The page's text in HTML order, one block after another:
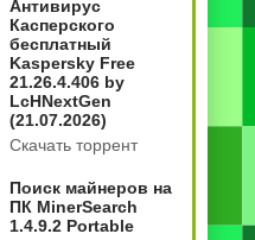
Антивирус
Касперского
бесплатный
Kaspersky Free
21.26.4.406 by
LcHNextGen
(21.07.2026)
Скачать торрент
Поиск майнеров на
ПК MinerSearch
1.4.9.2 Portable